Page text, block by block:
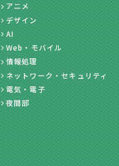
アニメ
デザイン
AI
Web・モバイル
情報処理
ネットワーク・セキュリティ
電気・電子
夜間部